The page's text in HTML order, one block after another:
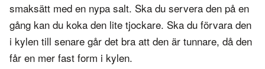
smaksätt med en nypa salt. Ska du servera den på en
gång kan du koka den lite tjockare. Ska du förvara den
i kylen till senare går det bra att den är tunnare, då den
får en mer fast form i kylen.